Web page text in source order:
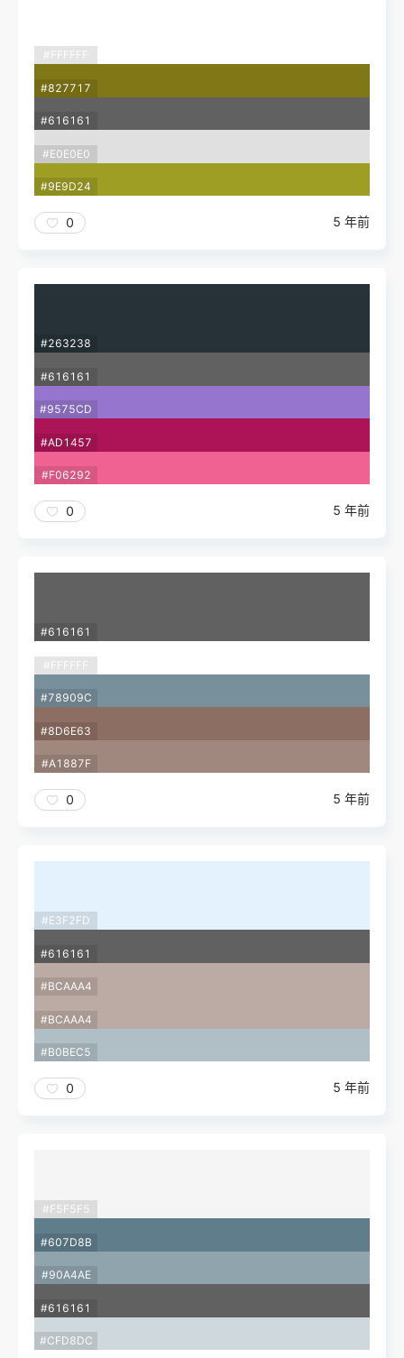
#FFFFFF
#827717
#616161
#E0E0E0
#9E9D24
0 5 年前
#263238
#616161
#9575CD
#AD1457
#F06292
0 5 年前
#616161
#FFFFFF
#78909C
#8D6E63
#A1887F
0 5 年前
#E3F2FD
#616161
#BCAAA4
#BCAAA4
#B0BEC5
0 5 年前
#F5F5F5
#607D8B
#90A4AE
#616161
#CFD8DC